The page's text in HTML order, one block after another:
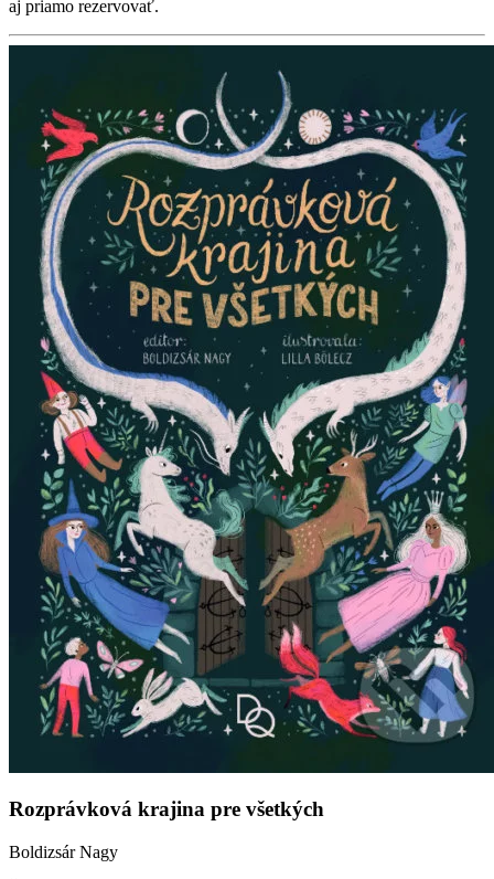
aj priamo rezervovať.
Rozprávková krajina pre všetkých
Boldizsár Nagy